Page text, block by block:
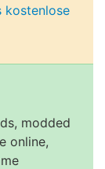
kostenlose
modded
online,